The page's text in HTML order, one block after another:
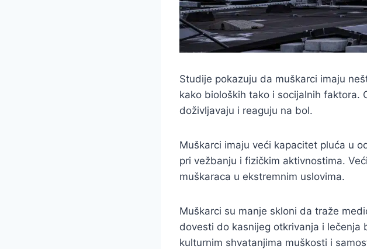
Studije pokazuju da muškarci imaju
kako bioloških tako i socijalnih faktora.
doživljavaju i reaguju na bol.
Muškarci imaju veći kapacitet pluća u
pri vežbanju i fizičkim aktivnostima.
muškaraca u ekstremnim uslovima.
Muškarci su manje skloni da traže
dovesti do kasnijeg otkrivanja i lečenja
kulturnim shvatanjima muškosti i